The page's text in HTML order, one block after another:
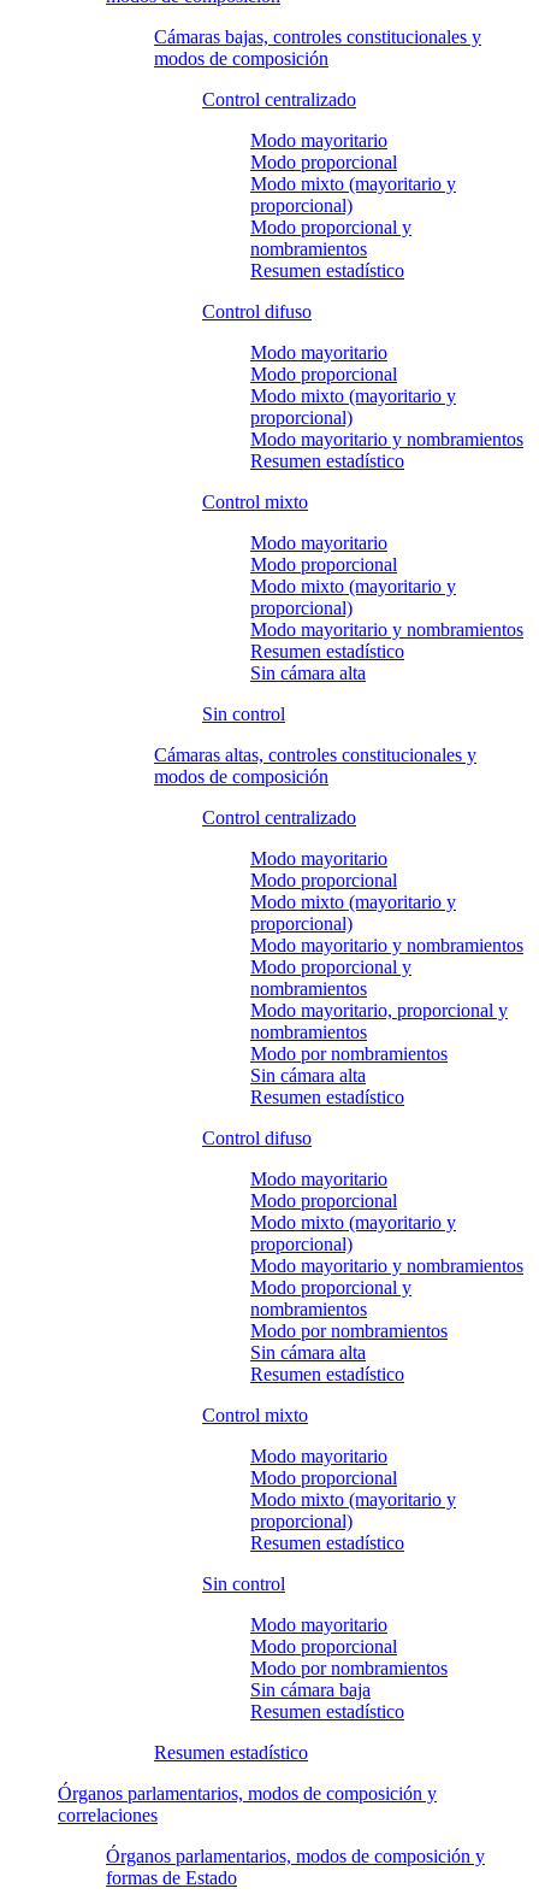
Cámaras bajas, controles constitucionales y
modos de composición
Control centralizado
Modo mayoritario
Modo proporcional
Modo mixto (mayoritario y
proporcional)
Modo proporcional y
nombramientos
Resumen estadístico
Control difuso
Modo mayoritario
Modo proporcional
Modo mixto (mayoritario y
proporcional)
Modo mayoritario y nombramientos
Resumen estadístico
Control mixto
Modo mayoritario
Modo proporcional
Modo mixto (mayoritario y
proporcional)
Modo mayoritario y nombramientos
Resumen estadístico
Sin cámara alta
Sin control
Cámaras altas, controles constitucionales y
modos de composición
Control centralizado
Modo mayoritario
Modo proporcional
Modo mixto (mayoritario y
proporcional)
Modo mayoritario y nombramientos
Modo proporcional y
nombramientos
Modo mayoritario, proporcional y
nombramientos
Modo por nombramientos
Sin cámara alta
Resumen estadístico
Control difuso
Modo mayoritario
Modo proporcional
Modo mixto (mayoritario y
proporcional)
Modo mayoritario y nombramientos
Modo proporcional y
nombramientos
Modo por nombramientos
Sin cámara alta
Resumen estadístico
Control mixto
Modo mayoritario
Modo proporcional
Modo mixto (mayoritario y
proporcional)
Resumen estadístico
Sin control
Modo mayoritario
Modo proporcional
Modo por nombramientos
Sin cámara baja
Resumen estadístico
Resumen estadístico
Órganos parlamentarios, modos de composición y
correlaciones
Órganos parlamentarios, modos de composición y
formas de Estado